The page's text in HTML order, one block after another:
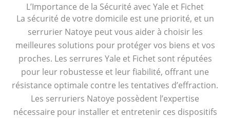
L’Importance de la Sécurité avec Yale et Fichet
La sécurité de votre domicile est une priorité, et un
serrurier Natoye peut vous aider à choisir les
meilleures solutions pour protéger vos biens et vos
proches. Les serrures Yale et Fichet sont réputées
pour leur robustesse et leur fiabilité, offrant une
résistance optimale contre les tentatives d’effraction.
Les serruriers Natoye possèdent l’expertise
nécessaire pour installer et entretenir ces dispositifs